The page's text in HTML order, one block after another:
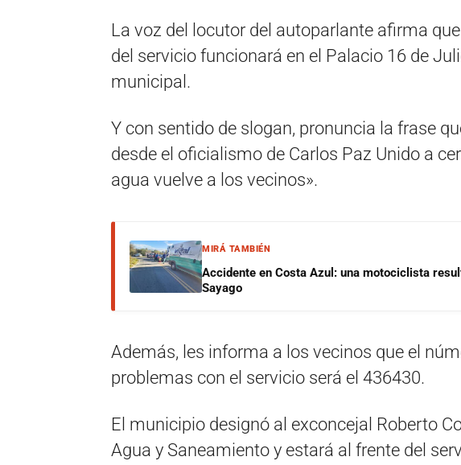
La voz del locutor del autoparlante afirma
del servicio funcionará en el Palacio 16 de
municipal.
Y con sentido de slogan, pronuncia la frase
desde el oficialismo de Carlos Paz Unido a
agua vuelve a los vecinos».
MIRÁ TAMBIÉN
Accidente en Costa Azul: una motociclista
Sayago
Además, les informa a los vecinos que el
problemas con el servicio será el 436430.
El municipio designó al exconcejal Roberto
Agua y Saneamiento y estará al frente del